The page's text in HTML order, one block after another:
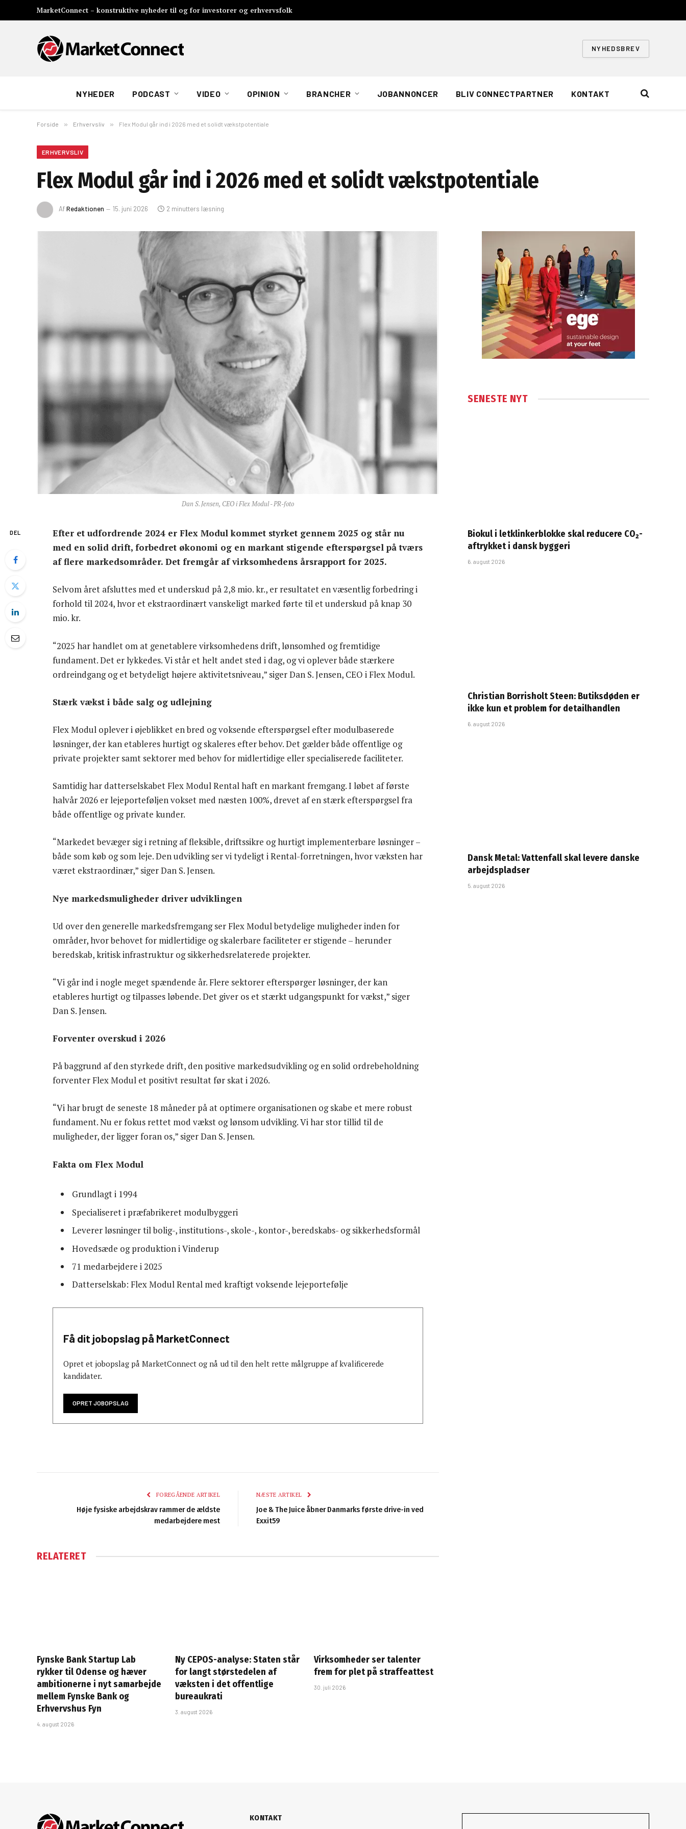
MarketConnect – konstruktive nyheder til og for investorer og erhvervsfolk
NYHEDSBREV
NYHEDER PODCAST VIDEO OPINION BRANCHER JOBANNONCER BLIV CONNECTPARTNER KONTAKT
Forside » Erhvervsliv » Flex Modul går ind i 2026 med et solidt vækstpotentiale
ERHVERVSLIV
Flex Modul går ind i 2026 med et solidt vækstpotentiale
AfRedaktionen 15. juni 2026 2 minutters læsning
Dan S. Jensen, CEO i Flex Modul - PR-foto
DEL
Efter et udfordrende 2024 er Flex Modul kommet styrket gennem 2025 og står nu
med en solid drift, forbedret økonomi og en markant stigende efterspørgsel på tværs
af flere markedsområder. Det fremgår af virksomhedens årsrapport for 2025.
Selvom året afsluttes med et underskud på 2,8 mio. kr., er resultatet en væsentlig forbedring i
forhold til 2024, hvor et ekstraordinært vanskeligt marked førte til et underskud på knap 30
mio. kr.
“2025 har handlet om at genetablere virksomhedens drift, lønsomhed og fremtidige
fundament. Det er lykkedes. Vi står et helt andet sted i dag, og vi oplever både stærkere
ordreindgang og et betydeligt højere aktivitetsniveau,” siger Dan S. Jensen, CEO i Flex Modul.
Stærk vækst i både salg og udlejning
Flex Modul oplever i øjeblikket en bred og voksende efterspørgsel efter modulbaserede
løsninger, der kan etableres hurtigt og skaleres efter behov. Det gælder både offentlige og
private projekter samt sektorer med behov for midlertidige eller specialiserede faciliteter.
Samtidig har datterselskabet Flex Modul Rental haft en markant fremgang. I løbet af første
halvår 2026 er lejeporteføljen vokset med næsten 100%, drevet af en stærk efterspørgsel fra
både offentlige og private kunder.
“Markedet bevæger sig i retning af fleksible, driftssikre og hurtigt implementerbare løsninger –
både som køb og som leje. Den udvikling ser vi tydeligt i Rental-forretningen, hvor væksten har
været ekstraordinær,” siger Dan S. Jensen.
Nye markedsmuligheder driver udviklingen
Ud over den generelle markedsfremgang ser Flex Modul betydelige muligheder inden for
områder, hvor behovet for midlertidige og skalerbare faciliteter er stigende – herunder
beredskab, kritisk infrastruktur og sikkerhedsrelaterede projekter.
“Vi går ind i nogle meget spændende år. Flere sektorer efterspørger løsninger, der kan
etableres hurtigt og tilpasses løbende. Det giver os et stærkt udgangspunkt for vækst,” siger
Dan S. Jensen.
Forventer overskud i 2026
På baggrund af den styrkede drift, den positive markedsudvikling og en solid ordrebeholdning
forventer Flex Modul et positivt resultat før skat i 2026.
“Vi har brugt de seneste 18 måneder på at optimere organisationen og skabe et mere robust
fundament. Nu er fokus rettet mod vækst og lønsom udvikling. Vi har stor tillid til de
muligheder, der ligger foran os,” siger Dan S. Jensen.
Fakta om Flex Modul
Grundlagt i 1994
Specialiseret i præfabrikeret modulbyggeri
Leverer løsninger til bolig-, institutions-, skole-, kontor-, beredskabs- og sikkerhedsformål
Hovedsæde og produktion i Vinderup
71 medarbejdere i 2025
Datterselskab: Flex Modul Rental med kraftigt voksende lejeportefølje
Få dit jobopslag på MarketConnect
Opret et jobopslag på MarketConnect og nå ud til den helt rette målgruppe af kvalificerede
kandidater.
OPRET JOBOPSLAG
FOREGÅENDE ARTIKEL
Høje fysiske arbejdskrav rammer de ældste
medarbejdere mest
NÆSTE ARTIKEL
Joe & The Juice åbner Danmarks første drive-in ved
Exxit59
RELATERET
Fynske Bank Startup Lab
rykker til Odense og hæver
ambitionerne i nyt samarbejde
mellem Fynske Bank og
Erhvervshus Fyn
4. august 2026
Ny CEPOS-analyse: Staten står
for langt størstedelen af
væksten i det offentlige
bureaukrati
3. august 2026
Virksomheder ser talenter
frem for plet på straffeattest
30. juli 2026
SENESTE NYT
Biokul i letklinkerblokke skal reducere CO₂-
aftrykket i dansk byggeri
6. august 2026
Christian Borrisholt Steen: Butiksdøden er
ikke kun et problem for detailhandlen
6. august 2026
Dansk Metal: Vattenfall skal levere danske
arbejdspladser
5. august 2026
KONTAKT